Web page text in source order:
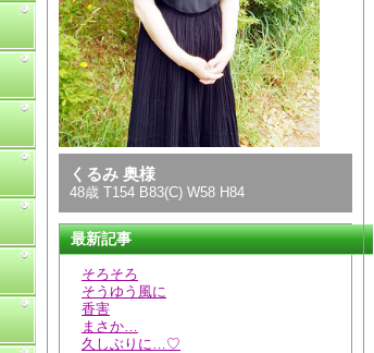
くるみ 奥様
48歳 T154 B83(C) W58 H84
最新記事
そろそろ
そうゆう風に
香害
まさか…
久しぶりに…♡